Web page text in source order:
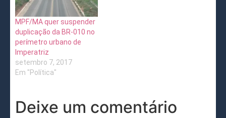
MPF/MA quer suspender
duplicação da BR-010 no
perímetro urbano de
Imperatriz
setembro 7, 2017
Em "Política"
Deixe um comentário